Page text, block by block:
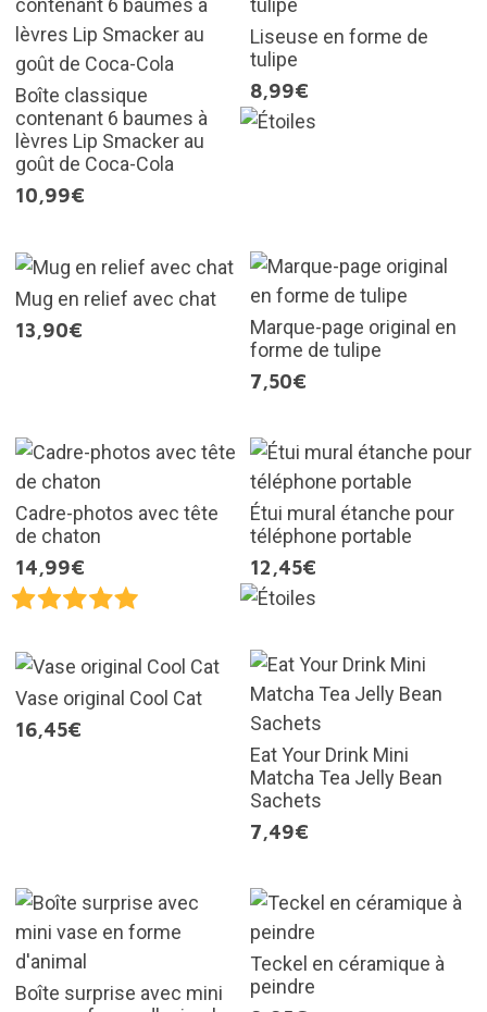
Boîte classique
contenant 6 baumes à
lèvres Lip Smacker au
goût de Coca-Cola
10,99€
Liseuse en forme de
tulipe
8,99€
Mug en relief avec chat
13,90€
Marque-page original en
forme de tulipe
7,50€
Cadre-photos avec tête
de chaton
14,99€
Étui mural étanche pour
téléphone portable
12,45€
Vase original Cool Cat
16,45€
Eat Your Drink Mini
Matcha Tea Jelly Bean
Sachets
7,49€
Boîte surprise avec mini
Teckel en céramique à
peindre